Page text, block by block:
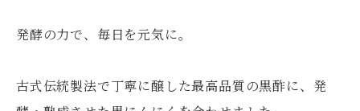
発酵の力で、毎日を元気に。
古式伝統製法で丁寧に醸した最高品質の黒酢に、発